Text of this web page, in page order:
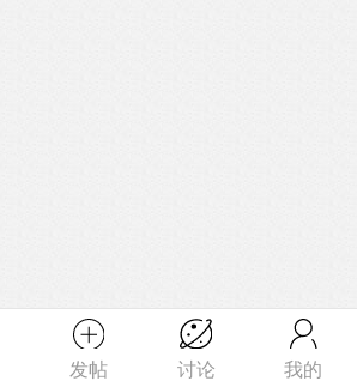
发帖 讨论 我的